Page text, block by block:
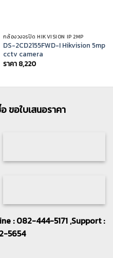
กล้องวงจรปิด HIKVISION IP 2MP
DS-2CD2155FWD-I Hikvision 5mp
cctv camera
ราคา 8,220
ขอใบเสนอราคา
: 082-444-5171 ,Support :
5654